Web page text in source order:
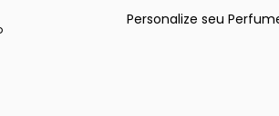
Personalize seu